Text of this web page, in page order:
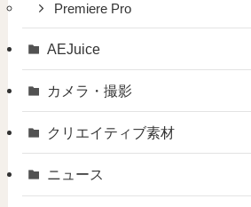
Premiere Pro
AEJuice
カメラ・撮影
クリエイティブ素材
ニュース